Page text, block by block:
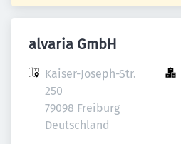
alvaria GmbH
Kaiser-Joseph-Str.
250
79098 Freiburg
Deutschland